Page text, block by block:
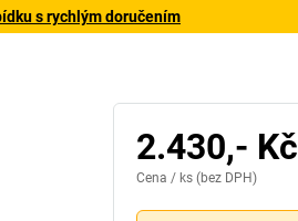
s rychlým doručením
2.430,- Kč
Cena / ks (bez DPH)